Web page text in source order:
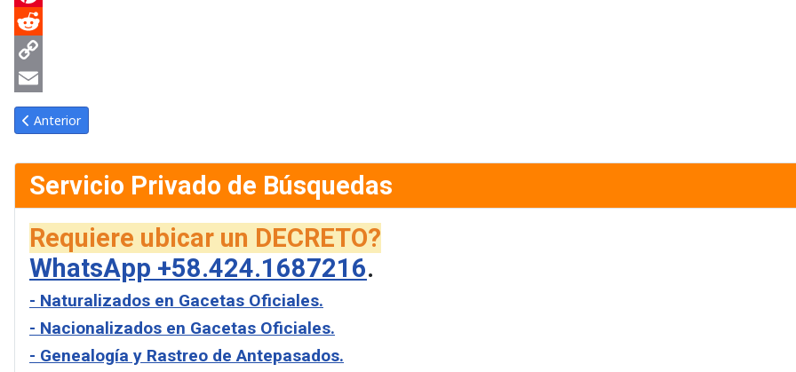
Pinterest
Reddit
Copy
Link
Email
Artículo anterior: Gaceta Oficial de Venezuela #38391 del lunes 6 marzo 2006
Anterior
Servicio Privado de Búsquedas
Requiere ubicar un DECRETO?
WhatsApp +58.424.1687216.
- Naturalizados en Gacetas Oficiales.
- Nacionalizados en Gacetas Oficiales.
- Genealogía y Rastreo de Antepasados.